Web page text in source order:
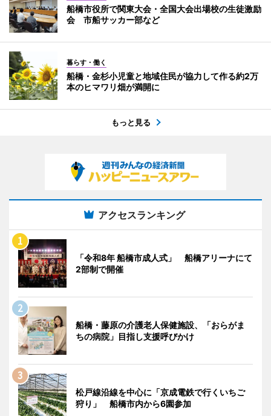
船橋市役所で関東大会・全国大会出場校の生徒激励
会 市船サッカー部など
暮らす・働く
船橋・金杉小児童と地域住民が協力して作る約2万
本のヒマワリ畑が満開に
もっと見る
アクセスランキング
「令和8年 船橋市成人式」 船橋アリーナにて
2部制で開催
船橋・藤原の介護老人保健施設、「おらがま
ちの病院」目指し支援呼びかけ
松戸線沿線を中心に「京成電鉄で行くいちご
狩り」 船橋市内から6園参加